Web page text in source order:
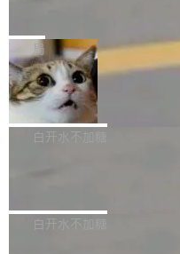
是把这段空隙补上。 回退到
aDB 捕获 commit 之间的每一
微软同期总资本开支的四成。
bet、微软以及 Meta 等传统
ceXAI的资金消耗速度尤为引
撑庞大支出的资金来源却呈
貌。数据显示，微软和 Meta
一个在终端里运行的编程
1.2，驱动这个 agent 的新模
你可以用 curl -fsSL https://
sh | bash 安装一个能在大项
代码、验证结果的 AI 终端工
个主 agent 循环，外加一组
局
美团开源 LoHoSearch，用
准 AI 能力认知
机器出题的前提，是让机器
构建流程可以分为四个环节
白开水不加糖
库，并将作为transport接入
白开水不加糖